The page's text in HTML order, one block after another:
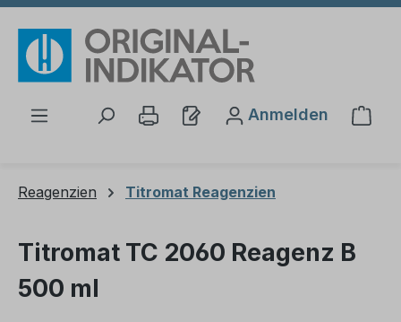
Anmelden
Reagenzien Titromat Reagenzien
Titromat TC 2060 Reagenz B
500 ml